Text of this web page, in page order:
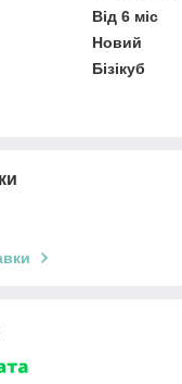
Від 6 міс
Новий
Бізікуб